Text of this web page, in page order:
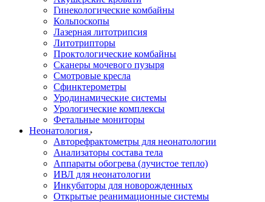
Гинекологические комбайны
Кольпоскопы
Лазерная литотрипсия
Литотрипторы
Проктологические комбайны
Сканеры мочевого пузыря
Смотровые кресла
Сфинктерометры
Уродинамические системы
Урологические комплексы
Фетальные мониторы
Неонатология
Авторефрактометры для неонатологии
Анализаторы состава тела
Аппараты обогрева (лучистое тепло)
ИВЛ для неонатологии
Инкубаторы для новорожденных
Открытые реанимационные системы